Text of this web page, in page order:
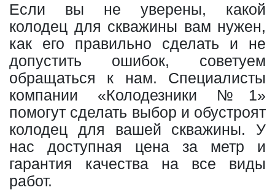
Если вы не уверены, какой
колодец для скважины вам нужен,
как его правильно сделать и не
допустить ошибок, советуем
обращаться к нам. Специалисты
компании «Колодезники №1»
помогут сделать выбор и обустроят
колодец для вашей скважины. У
нас доступная цена за метр и
гарантия качества на все виды
работ.